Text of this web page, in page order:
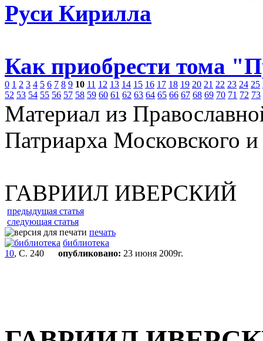
Руси Кирилла
Как приобрести тома
0 1 2 3 4 5 6 7 8 9 10 11 12 13 14 15 16 17 18 19 20 21 22 23 24 25
52 53 54 55 56 57 58 59 60 61 62 63 64 65 66 67 68 69 70 71 72 73
Материал из
Патриарха Московского
ГАВРИИЛ ИВЕРСКИЙ
предыдущая статья
следующая статья
печать
библиотека
10, С. 240 опубликовано: 23 июня 2009г.